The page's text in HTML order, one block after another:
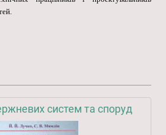
систем та споруд